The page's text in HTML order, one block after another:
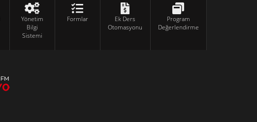
Yönetim
Bilgi
Sistemi
Formlar
Ek Ders
Otomasyonu
Program
Değerlendirme